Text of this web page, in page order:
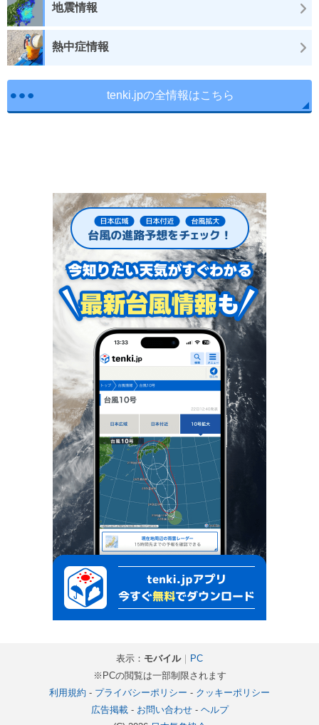
地震情報
熱中症情報
tenki.jpの全情報はこちら
表示： モバイル｜ PC
※PCの閲覧は一部制限されます
利用規約 - プライバシーポリシー - クッキーポリシー
広告掲載- お問い合わせ- ヘルプ